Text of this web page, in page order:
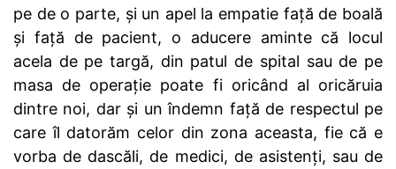
pe de o parte, și un apel la empatie față de boală
și față de pacient, o aducere aminte că locul
acela de pe targă, din patul de spital sau de pe
masa de operație poate fi oricând al oricăruia
dintre noi, dar și un îndemn față de respectul pe
care îl datorăm celor din zona aceasta, fie că e
vorba de dascăli, de medici, de asistenți, sau de